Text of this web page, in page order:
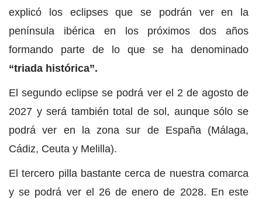
explicó los eclipses que se podrán ver en la
península ibérica en los próximos dos años
formando parte de lo que se ha denominado
“triada histórica”.
El segundo eclipse se podrá ver el 2 de agosto de
2027 y será también total de sol, aunque sólo se
podrá ver en la zona sur de España (Málaga,
Cádiz, Ceuta y Melilla).
El tercero pilla bastante cerca de nuestra comarca
y se podrá ver el 26 de enero de 2028. En este